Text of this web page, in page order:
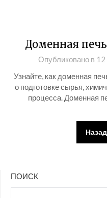
Доменная
Опубликовано в
Узнайте, как доменная
о подготовке сырья,
процесса. Доменная
Назад
ПОИСК